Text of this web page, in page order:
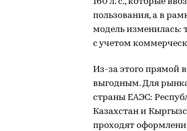
пользования, а в
модель изменилась:
с учетом
Из-за этого прямой
выгодным. Для
страны ЕАЭС:
Казахстан и
проходят